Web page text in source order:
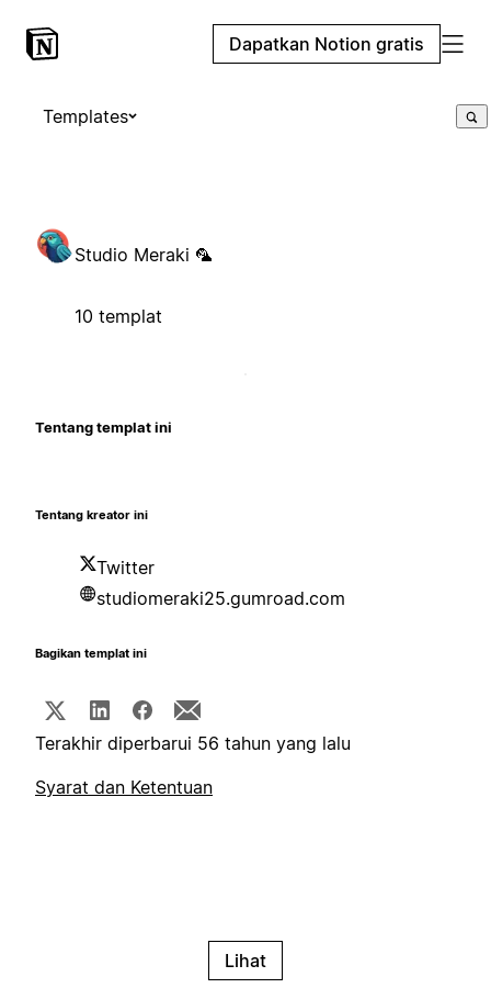
Dapatkan Notion gratis
Templates
Studio Meraki 🦜
10 templat
Tentang templat ini
Tentang kreator ini
Twitter
studiomeraki25.gumroad.com
Bagikan templat ini
Terakhir diperbarui 56 tahun yang lalu
Syarat dan Ketentuan
Lihat